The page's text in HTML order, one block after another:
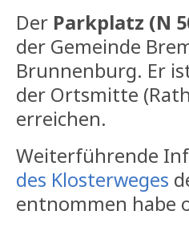
Der Parkplatz (N
der Gemeinde
Brunnenburg. Er
der Ortsmitte
erreichen.
Weiterführende
des Klosterweges
entnommen habe